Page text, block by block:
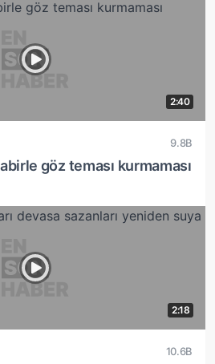
2:40
9.8B
göz teması kurmaması
2:18
10.6B